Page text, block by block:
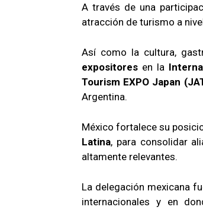
A través de una
atracción de turismo a
Así como la cultura,
expositores en la
Tourism EXPO Japan
Argentina.
México fortalece su
Latina, para consolidar
altamente relevantes.
La delegación mexicana
internacionales y en